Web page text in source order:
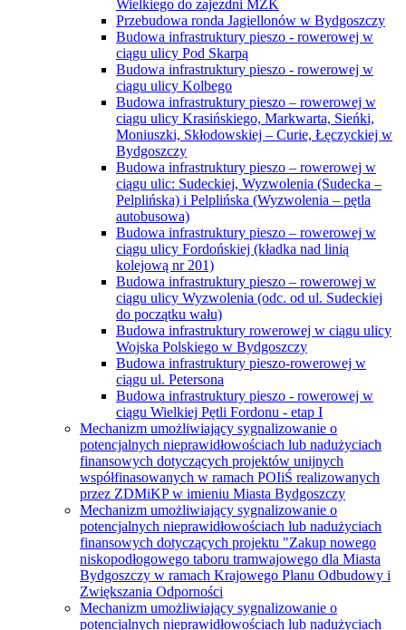
Wielkiego do zajezdni MZK
Przebudowa ronda Jagiellonów w Bydgoszczy
Budowa infrastruktury pieszo - rowerowej w
ciągu ulicy Pod Skarpą
Budowa infrastruktury pieszo - rowerowej w
ciągu ulicy Kolbego
Budowa infrastruktury pieszo – rowerowej w
ciągu ulicy Krasińskiego, Markwarta, Sieńki,
Moniuszki, Skłodowskiej – Curie, Łęczyckiej w
Bydgoszczy
Budowa infrastruktury pieszo – rowerowej w
ciągu ulic: Sudeckiej, Wyzwolenia (Sudecka –
Pelplińska) i Pelplińska (Wyzwolenia – pętla
autobusowa)
Budowa infrastruktury pieszo – rowerowej w
ciągu ulicy Fordońskiej (kładka nad linią
kolejową nr 201)
Budowa infrastruktury pieszo – rowerowej w
ciągu ulicy Wyzwolenia (odc. od ul. Sudeckiej
do początku wału)
Budowa infrastruktury rowerowej w ciągu ulicy
Wojska Polskiego w Bydgoszczy
Budowa infrastruktury pieszo-rowerowej w
ciągu ul. Petersona
Budowa infrastruktury pieszo - rowerowej w
ciągu Wielkiej Pętli Fordonu - etap I
Mechanizm umożliwiający sygnalizowanie o
potencjalnych nieprawidłowościach lub nadużyciach
finansowych dotyczących projektów unijnych
współfinasowanych w ramach POIiŚ realizowanych
przez ZDMiKP w imieniu Miasta Bydgoszczy
Mechanizm umożliwiający sygnalizowanie o
potencjalnych nieprawidłowościach lub nadużyciach
finansowych dotyczących projektu "Zakup nowego
niskopodłogowego taboru tramwajowego dla Miasta
Bydgoszczy w ramach Krajowego Planu Odbudowy i
Zwiększania Odporności
Mechanizm umożliwiający sygnalizowanie o
potencjalnych nieprawidłowościach lub nadużyciach